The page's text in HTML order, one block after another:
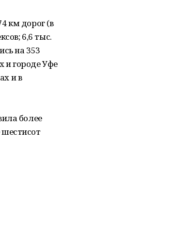
км дорог (в
6,6 тыс.
на 353
и городе Уфе
и в
более